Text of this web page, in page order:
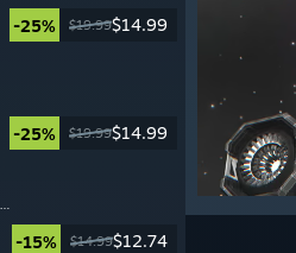
-25% $19.99$14.99
-25% $19.99$14.99
-15% $14.99$12.74